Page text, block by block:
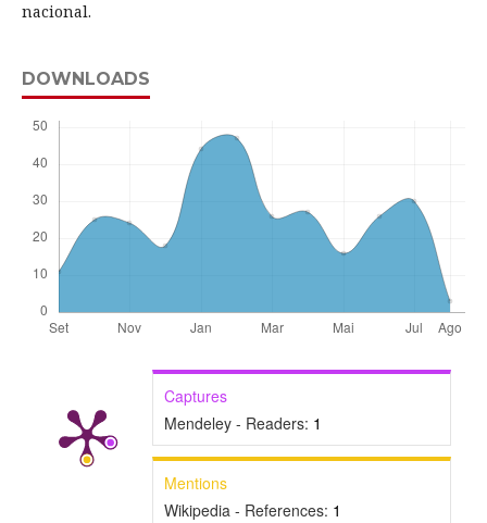
nacional.
DOWNLOADS
Captures
Mendeley - Readers: 1
Mentions
Wikipedia - References: 1